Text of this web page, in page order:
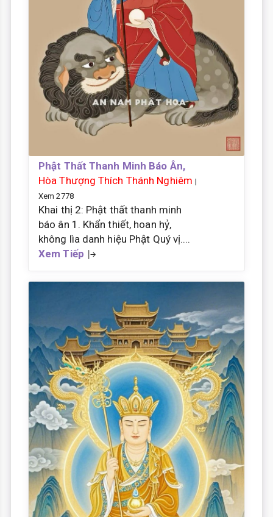
Phật Thất Thanh Minh Báo Ân,
Hòa Thượng Thích Thánh Nghiêm |
Xem 2778
Khai thị 2: Phật thất thanh minh
báo ân 1. Khẩn thiết, hoan hỷ,
không lìa danh hiệu Phật Quý vị....
Xem Tiếp